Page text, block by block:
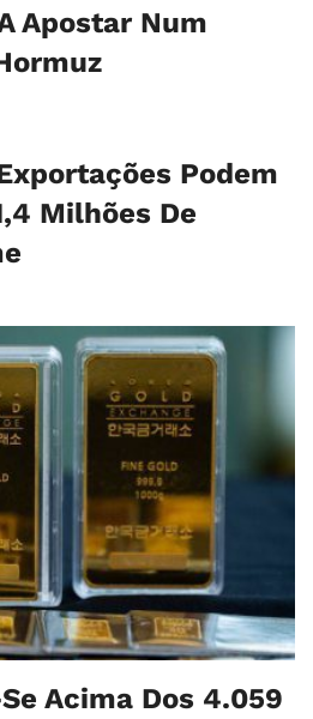
Apostar Num
Podem
Milhões De
Acima Dos 4.059